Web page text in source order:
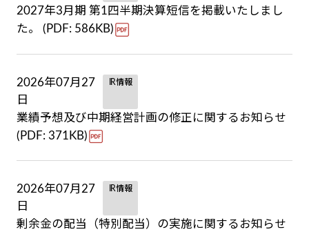
2027年3月期 第1四半期決算短信を掲載いたしまし
た。 (PDF: 586KB)
2026年07月27
日
IR情報
業績予想及び中期経営計画の修正に関するお知らせ
(PDF: 371KB)
2026年07月27
日
IR情報
剰余金の配当（特別配当）の実施に関するお知らせ